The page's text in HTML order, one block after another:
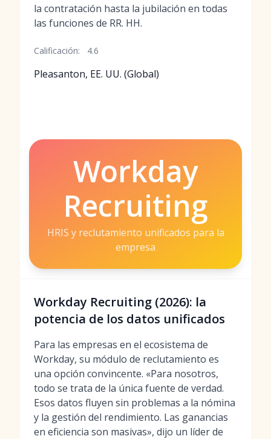
la contratación hasta la jubilación en todas
las funciones de RR. HH.
Calificación: 4.6
Pleasanton, EE. UU. (Global)
Workday
Recruiting
HRIS y reclutamiento unificados para la
empresa
Workday Recruiting (2026): la
potencia de los datos unificados
Para las empresas en el ecosistema de
Workday, su módulo de reclutamiento es
una opción convincente. «Para nosotros,
todo se trata de la única fuente de verdad.
Esos datos fluyen sin problemas a la nómina
y la gestión del rendimiento. Las ganancias
en eficiencia son masivas», dijo un líder de